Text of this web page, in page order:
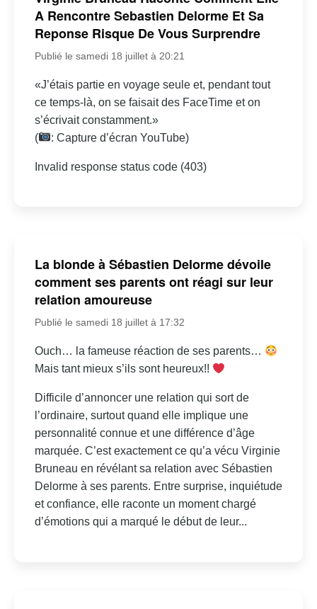
A Rencontre Sebastien Delorme Et Sa
Reponse Risque De Vous Surprendre
Publié le samedi 18 juillet à 20:21
«J’étais partie en voyage seule et, pendant tout
ce temps-là, on se faisait des FaceTime et on
s’écrivait constamment.»
(
: Capture d’écran YouTube)
Invalid response status code (403)
La blonde à Sébastien Delorme dévoile
comment ses parents ont réagi sur leur
relation amoureuse
Publié le samedi 18 juillet à 17:32
Ouch… la fameuse réaction de ses parents…
Mais tant mieux s’ils sont heureux!!
Difficile d’annoncer une relation qui sort de
l’ordinaire, surtout quand elle implique une
personnalité connue et une différence d’âge
marquée. C’est exactement ce qu’a vécu Virginie
Bruneau en révélant sa relation avec Sébastien
Delorme à ses parents. Entre surprise, inquiétude
et confiance, elle raconte un moment chargé
d’émotions qui a marqué le début de leur...